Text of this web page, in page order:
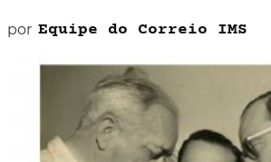
por Equipe do Correio IMS